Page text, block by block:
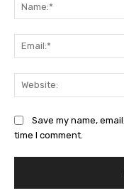
Save my name,
time I comment.